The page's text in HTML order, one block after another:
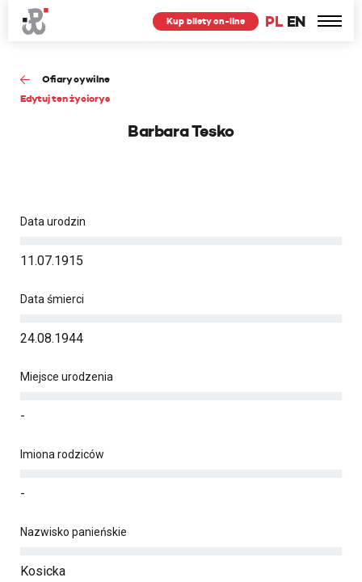
PL EN
Kup bilety on-line
Ofiary cywilne
Edytuj ten życiorys
Barbara Tesko
Data urodzin
11.07.1915
Data śmierci
24.08.1944
Miejsce urodzenia
-
Imiona rodziców
-
Nazwisko panieńskie
Kosicka